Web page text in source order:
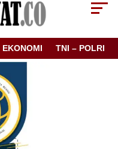
EKONOMI TNI – POLRI